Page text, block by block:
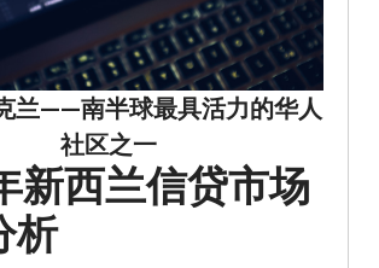
兰——南半球最具活力的华人
社区之一
新西兰信贷市场
析